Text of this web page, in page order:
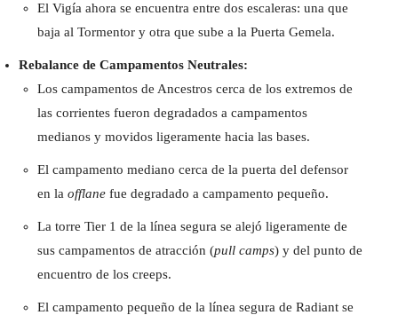
El Vigía ahora se encuentra entre dos escaleras: una que
baja al Tormentor y otra que sube a la Puerta Gemela.
Rebalance de Campamentos Neutrales:
Los campamentos de Ancestros cerca de los extremos de
las corrientes fueron degradados a campamentos
medianos y movidos ligeramente hacia las bases.
El campamento mediano cerca de la puerta del defensor
en la offlane fue degradado a campamento pequeño.
La torre Tier 1 de la línea segura se alejó ligeramente de
sus campamentos de atracción (pull camps) y del punto de
encuentro de los creeps.
El campamento pequeño de la línea segura de Radiant se